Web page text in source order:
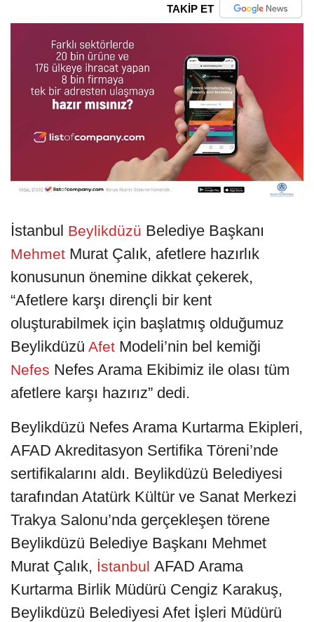
TAKİP ET
İstanbul Beylikdüzü Belediye Başkanı
Mehmet Murat Çalık, afetlere hazırlık
konusunun önemine dikkat çekerek,
“Afetlere karşı dirençli bir kent
oluşturabilmek için başlatmış olduğumuz
Beylikdüzü Afet Modeli’nin bel kemiği
Nefes Nefes Arama Ekibimiz ile olası tüm
afetlere karşı hazırız” dedi.
Beylikdüzü Nefes Arama Kurtarma Ekipleri,
AFAD Akreditasyon Sertifika Töreni’nde
sertifikalarını aldı. Beylikdüzü Belediyesi
tarafından Atatürk Kültür ve Sanat Merkezi
Trakya Salonu’nda gerçekleşen törene
Beylikdüzü Belediye Başkanı Mehmet
Murat Çalık, İstanbul AFAD Arama
Kurtarma Birlik Müdürü Cengiz Karakuş,
Beylikdüzü Belediyesi Afet İşleri Müdürü